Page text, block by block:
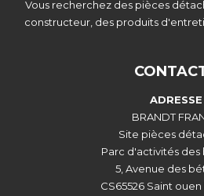
Vous recherchez des pièces
constructeur, des produits
ADRESSE
BRANDT
Site pièces
Parc d'activités des
5, Avenue des
CS65526 Saint